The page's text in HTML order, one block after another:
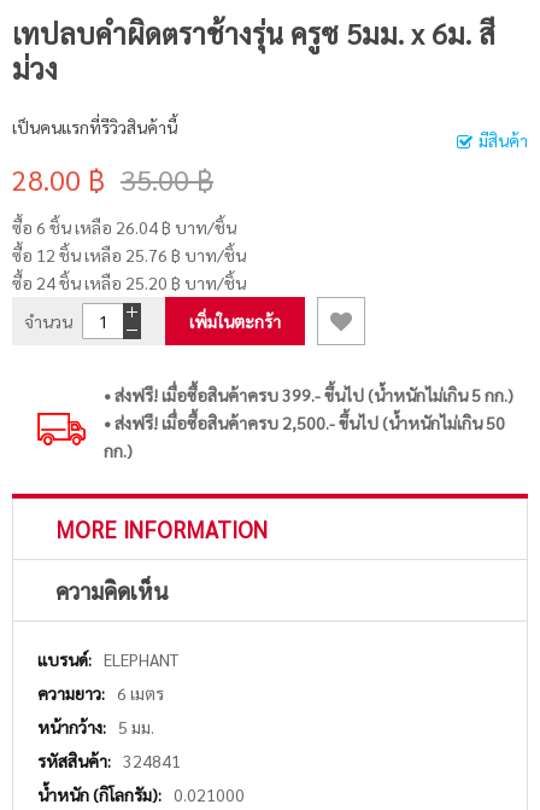
เทปลบคำผิดตราช้างรุ่น ครูซ 5มม. x 6ม. สี
ม่วง
มีสินค้า
เป็นคนแรกที่รีวิวสินค้านี้
28.00 ฿ 35.00 ฿
ซื้อ 6 ชิ้น เหลือ 26.04 ฿ บาท/ชิ้น
ซื้อ 12 ชิ้น เหลือ 25.76 ฿ บาท/ชิ้น
ซื้อ 24 ชิ้น เหลือ 25.20 ฿ บาท/ชิ้น
จำนวน
เพิ่มในตะกร้า
• ส่งฟรี! เมื่อซื้อสินค้าครบ 399.- ขึ้นไป (น้ำหนักไม่เกิน 5 กก.)
• ส่งฟรี! เมื่อซื้อสินค้าครบ 2,500.- ขึ้นไป (น้ำหนักไม่เกิน 50
กก.)
MORE INFORMATION
ความคิดเห็น
More
Information
ELEPHANT
6 เมตร
5 มม.
324841
0.021000